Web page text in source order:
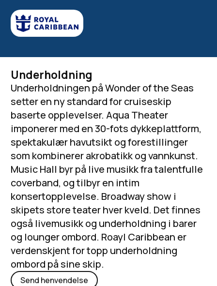
Underholdning
Underholdningen på Wonder of the Seas
setter en ny standard for cruiseskip
baserte opplevelser. Aqua Theater
imponerer med en 30-fots dykkeplattform,
spektakulær havutsikt og forestillinger
som kombinerer akrobatikk og vannkunst.
Music Hall byr på live musikk fra talentfulle
coverband, og tilbyr en intim
konsertopplevelse. Broadway show i
skipets store teater hver kveld. Det finnes
også livemusikk og underholdning i barer
og lounger ombord. Roayl Caribbean er
verdenskjent for topp underholdning
ombord på sine skip.
Send henvendelse